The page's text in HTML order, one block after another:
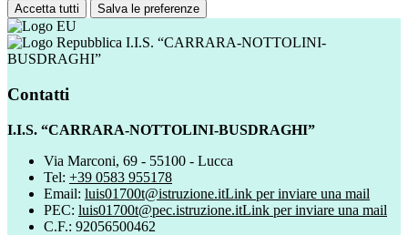
Accetta tutti Salva le preferenze
I.I.S. “CARRARA-NOTTOLINI-
BUSDRAGHI”
Contatti
I.I.S. “CARRARA-NOTTOLINI-BUSDRAGHI”
Via Marconi, 69 - 55100 - Lucca
Tel: +39 0583 955178
Email: luis01700t@istruzione.itLink per inviare una mail
PEC: luis01700t@pec.istruzione.itLink per inviare una mail
C.F.: 92056500462